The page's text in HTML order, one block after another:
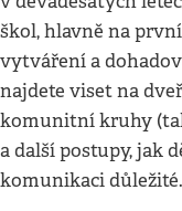
škol, hlavně na
vytváření a
najdete viset na
komunitní kruhy
a další postupy, jak
komunikaci